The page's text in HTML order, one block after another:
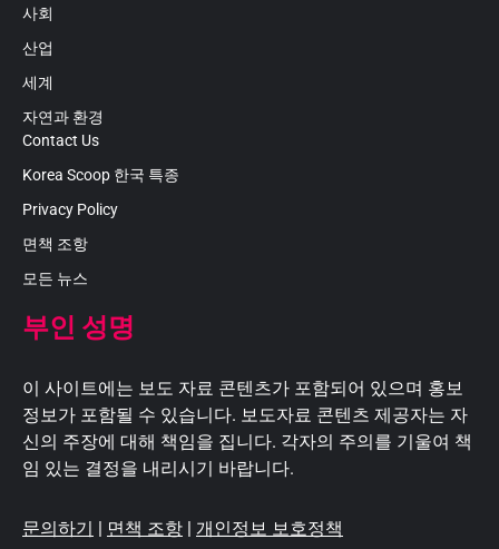
사회
산업
세계
자연과 환경
Contact Us
Korea Scoop 한국 특종
Privacy Policy
면책 조항
모든 뉴스
부인 성명
이 사이트에는 보도 자료 콘텐츠가 포함되어 있으며 홍보
정보가 포함될 수 있습니다. 보도자료 콘텐츠 제공자는 자
신의 주장에 대해 책임을 집니다. 각자의 주의를 기울여 책
임 있는 결정을 내리시기 바랍니다.
문의하기 | 면책 조항 | 개인정보 보호정책